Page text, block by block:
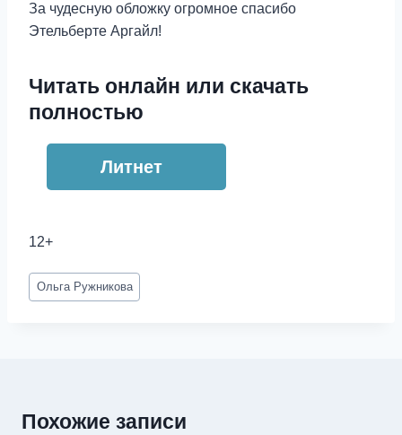
За чудесную обложку огромное спасибо
Этельберте Аргайл!
Читать онлайн или скачать
полностью
Литнет
12+
Метки
записи:
Ольга Ружникова
Похожие записи